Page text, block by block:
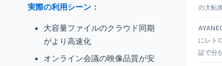
実際の利用シーン：
大容量ファイルのクラウド同期
がより高速化
オンライン会議の映像品質が安
の大転
にレト
証で分